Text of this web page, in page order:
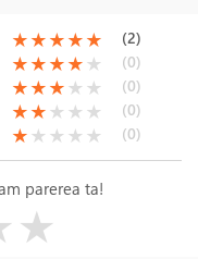
(*)
★(*)
★(*)
★(*)
★(*)
★ (2)
(*)
★(*)
★(*)
★(*)
★( )
★ (0)
(*)
★(*)
★(*)
★( )
★ ( )
★ (0)
(*)
★(*)
★( )
★ ( )
★ ( )
★ (0)
(*)
★( )
★ ( )
★ ( )
★ ( )
★ (0)
parerea ta!
★